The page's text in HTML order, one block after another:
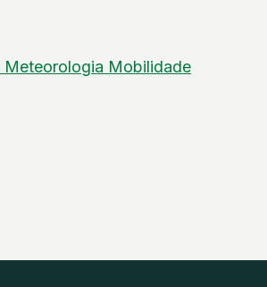
Meteorologia Mobilidade